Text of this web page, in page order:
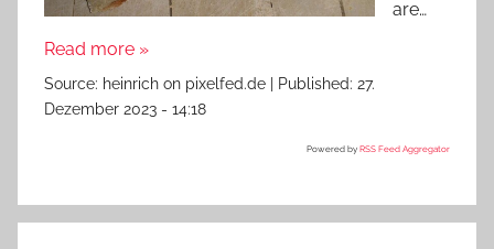
are…
Read more »
Source: heinrich on pixelfed.de Published: 27.
Dezember 2023 - 14:18
Powered by RSS Feed Aggregator